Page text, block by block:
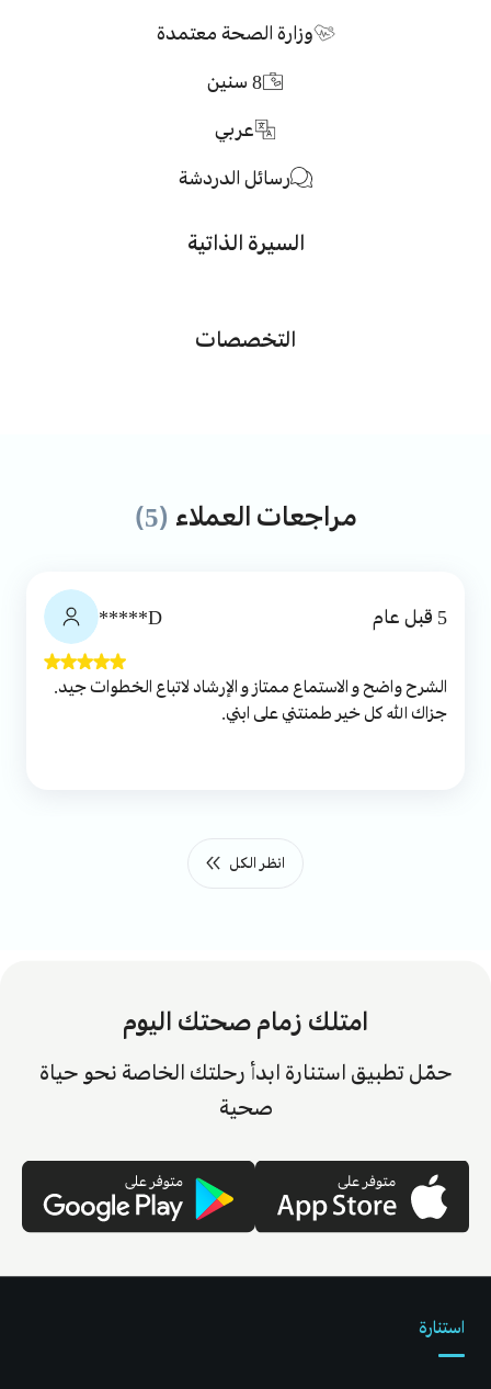
وزارة الصحة معتمدة
8 سنين
عربي
رسائل الدردشة
السيرة الذاتية
التخصصات
مراجعات العملاء (5)
D***** 5 قبل عام
الشرح واضح و الاستماع ممتاز و الإرشاد لاتباع الخطوات جيد.
جزاك الله كل خير طمنتني على ابني.
انظر الكل
امتلك زمام صحتك اليوم
حمّل تطبيق استنارة ابدأ رحلتك الخاصة نحو حياة
صحية
استنارة